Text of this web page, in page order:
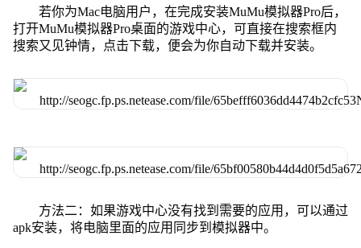
若你为Mac电脑用户，在完成安装MuMu模拟器Pro后，
打开MuMu模拟器Pro桌面的游戏中心，可直接在搜索框内
搜索又见钟情，点击下载，便会为你自动下载并安装。
方法二：如果游戏中心没有找到需要的应用，可以通过
apk安装，将电脑里面的应用同步到模拟器中。